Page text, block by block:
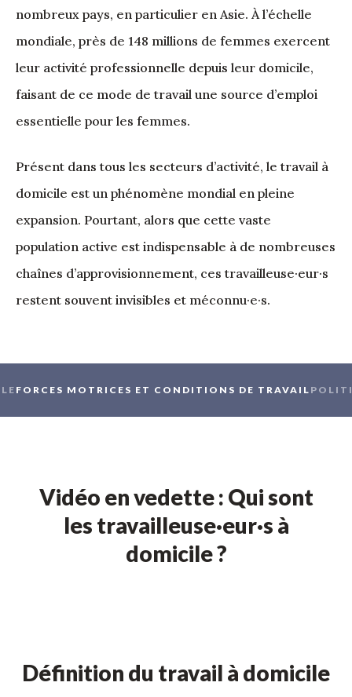
nombreux pays, en particulier en Asie. À l’échelle
mondiale, près de 148 millions de femmes exercent
leur activité professionnelle depuis leur domicile,
faisant de ce mode de travail une source d’emploi
essentielle pour les femmes.
Présent dans tous les secteurs d’activité, le travail à
domicile est un phénomène mondial en pleine
expansion. Pourtant, alors que cette vaste
population active est indispensable à de nombreuses
chaînes d’approvisionnement, ces travailleuse·eur·s
restent souvent invisibles et méconnu·e·s.
FORCES MOTRICES ET CONDITIONS DE TRAVAIL
Vidéo en vedette : Qui sont
les travailleuse·eur·s à
domicile ?
Définition du travail à domicile